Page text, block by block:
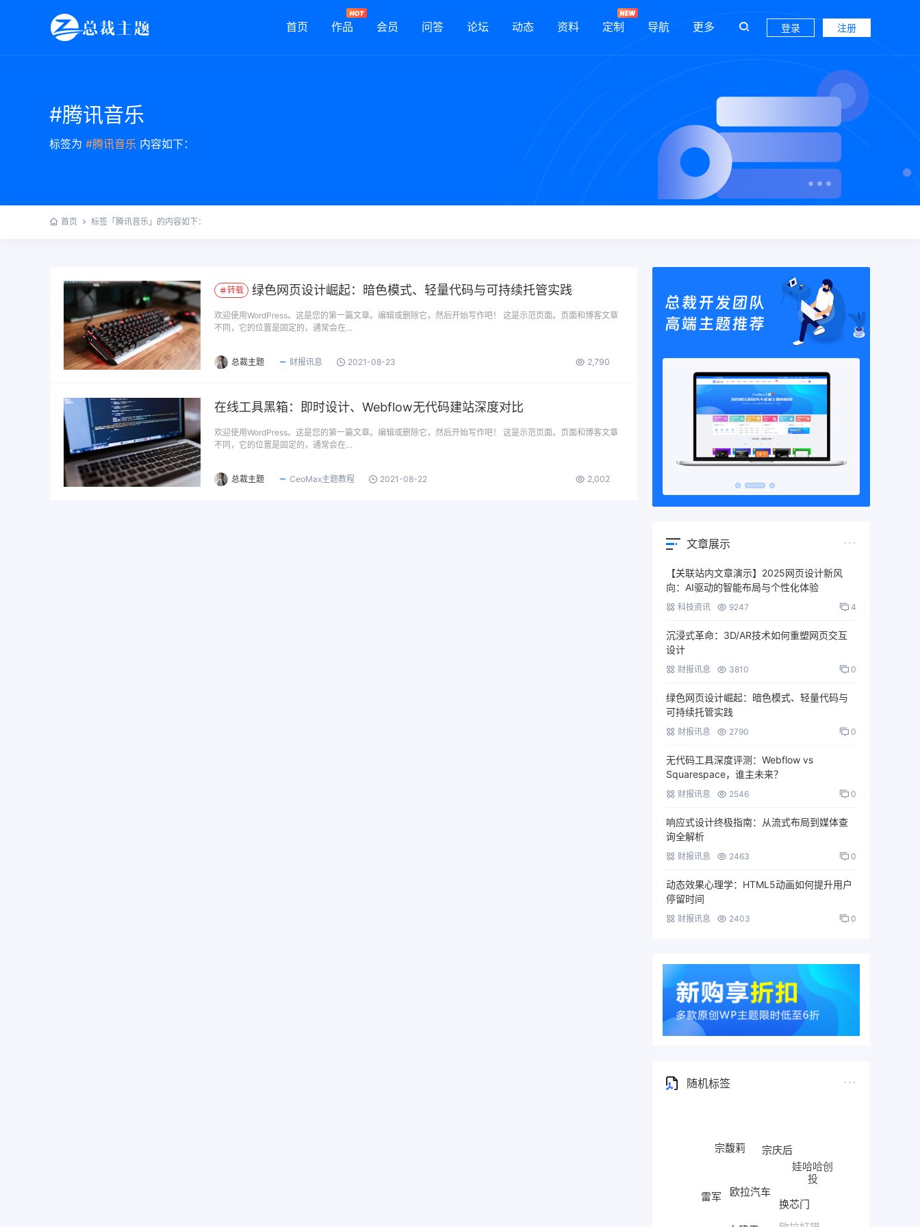
首页 作品 会员 问答 论坛 动态 资料 定制 导航 更多 登录 注册
#腾讯音乐
标签为 #腾讯音乐 内容如下：
首页 标签「腾讯音乐」的内容如下：
转载 绿色网页设计崛起：暗色模式、轻量代码与可持续托管实践
欢迎使用WordPress。这是您的第一篇文章。编辑或删除它，然后开始写作吧！ 这是示范页面。页面和博客文章
不同，它的位置是固定的，通常会在…
总裁主题 财报讯息 2021-08-23 2,790
在线工具黑箱：即时设计、Webflow无代码建站深度对比
欢迎使用WordPress。这是您的第一篇文章。编辑或删除它，然后开始写作吧！ 这是示范页面。页面和博客文章
不同，它的位置是固定的，通常会在…
总裁主题 CeoMax主题教程 2021-08-22 2,002
文章展示
【关联站内文章演示】2025网页设计新风
向：AI驱动的智能布局与个性化体验
科技资讯 9247 4
沉浸式革命：3D/AR技术如何重塑网页交互
设计
财报讯息 3810 0
绿色网页设计崛起：暗色模式、轻量代码与
可持续托管实践
财报讯息 2790 0
无代码工具深度评测：Webflow vs
Squarespace，谁主未来？
财报讯息 2546 0
响应式设计终极指南：从流式布局到媒体查
询全解析
财报讯息 2463 0
动态效果心理学：HTML5动画如何提升用户
停留时间
财报讯息 2403 0
随机标签
欧拉好猫
娃哈哈创
投